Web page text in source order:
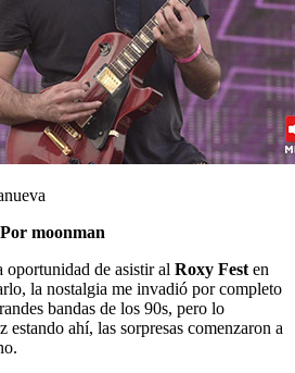
Por moonman
oportunidad de asistir al Roxy Fest en
la nostalgia me invadió por completo
bandas de los 90s, pero lo
estando ahí, las sorpresas comenzaron a